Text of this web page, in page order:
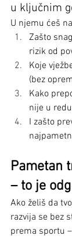
u ključnim
U njemu ćeš
Zašto
rizik od
Koje
(bez
Kako
nije u redu
I zašto
Pametan
– to je
Ako želiš da
razvija se bez
prema sportu